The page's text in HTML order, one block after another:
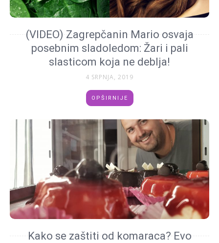
(VIDEO) Zagrepčanin Mario osvaja
posebnim sladoledom: Žari i pali
slasticom koja ne deblja!
4 SRPNJA, 2019
OPŠIRNIJE
Kako se zaštiti od komaraca? Evo